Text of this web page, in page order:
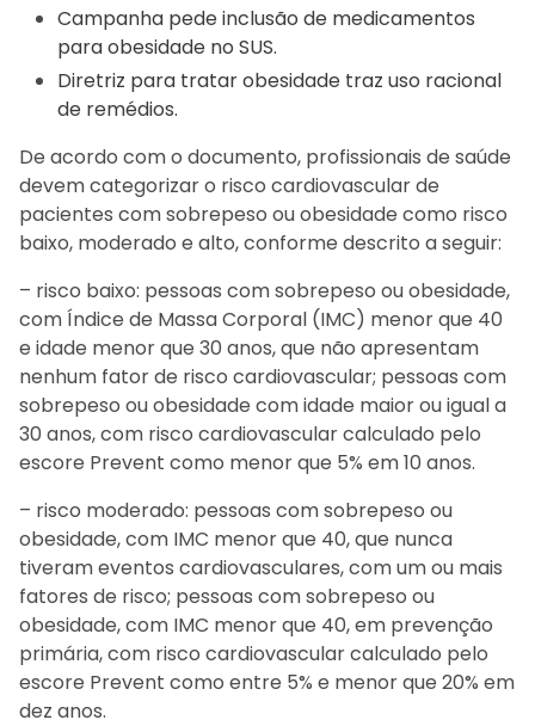
Campanha pede inclusão de medicamentos
para obesidade no SUS.
Diretriz para tratar obesidade traz uso racional
de remédios.
De acordo com o documento, profissionais de saúde
devem categorizar o risco cardiovascular de
pacientes com sobrepeso ou obesidade como risco
baixo, moderado e alto, conforme descrito a seguir:
– risco baixo: pessoas com sobrepeso ou obesidade,
com Índice de Massa Corporal (IMC) menor que 40
e idade menor que 30 anos, que não apresentam
nenhum fator de risco cardiovascular; pessoas com
sobrepeso ou obesidade com idade maior ou igual a
30 anos, com risco cardiovascular calculado pelo
escore Prevent como menor que 5% em 10 anos.
– risco moderado: pessoas com sobrepeso ou
obesidade, com IMC menor que 40, que nunca
tiveram eventos cardiovasculares, com um ou mais
fatores de risco; pessoas com sobrepeso ou
obesidade, com IMC menor que 40, em prevenção
primária, com risco cardiovascular calculado pelo
escore Prevent como entre 5% e menor que 20% em
dez anos.